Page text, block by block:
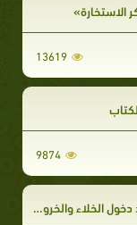
الاستخارة»
13619
9874
والخروج منه»